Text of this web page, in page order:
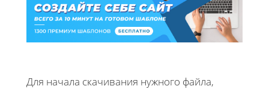
Для начала скачивания нужного файла,